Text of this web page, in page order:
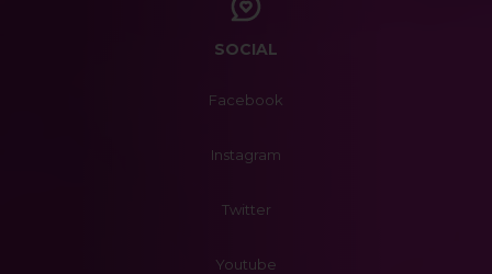
SOCIAL
Facebook
Instagram
Twitter
Youtube